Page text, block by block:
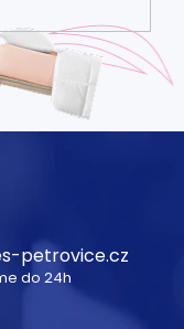
petrovice.cz
do 24h